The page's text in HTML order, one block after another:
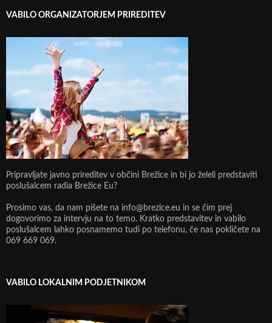
VABILO ORGANIZATORJEM PRIREDITEV
Pripravljate javno prireditev v občini Brežice in bi jo želeli predstaviti
poslušalcem radia Brežice Eu?
Prosimo vas, da nam pišete na info@brezice.eu in se čim prej
dogovorimo za intervju na to temo. Kratko predstavitev in vabilo
poslušalcem lahko posnamemo tudi po telefonu, če nas pokličete na
069 669 069.
VABILO LOKALNIM PODJETNIKOM